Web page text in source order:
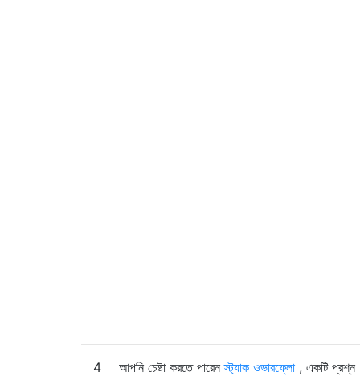
4 আপনি চেষ্টা করতে পারেনস্ট্যাক ওভারফ্লো , একটি প্রশ্ন